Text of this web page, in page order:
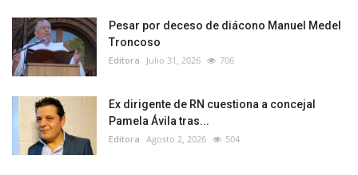
Pesar por deceso de diácono Manuel Medel
Troncoso
Editora Julio 31, 2026 706
Ex dirigente de RN cuestiona a concejal
Pamela Ávila tras...
Editora Agosto 2, 2026 504